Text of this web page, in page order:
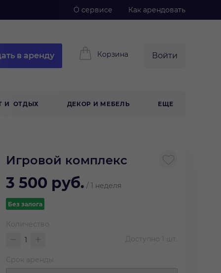
О сервисе Как арендовать
в аренду Корзина Войти
И ОТДЫХ ДЕКОР И МЕБЕЛЬ ЕЩЕ
Игровой комплекс
3 500 руб. / 1 неделя
Без залога
Количество
Доступно 1 шт.
Срок аренды